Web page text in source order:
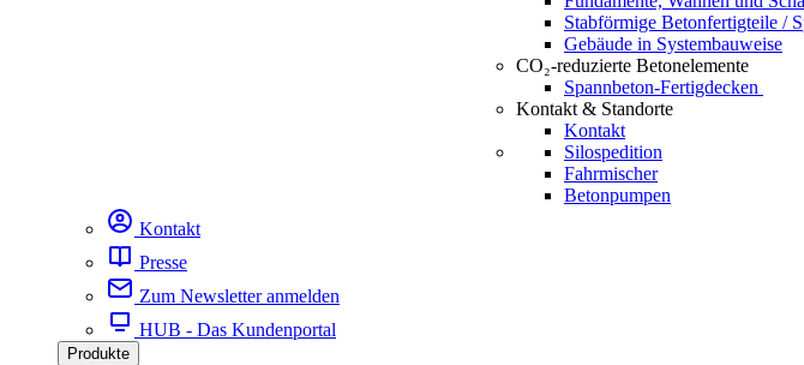
Stabförmige Betonfertigteile /
Gebäude in Systembauweise
CO₂-reduzierte Betonelemente
Spannbeton-Fertigdecken
Kontakt & Standorte
Kontakt
Silospedition
Fahrmischer
Betonpumpen
Kontakt
Presse
Zum Newsletter anmelden
HUB - Das Kundenportal
Produkte